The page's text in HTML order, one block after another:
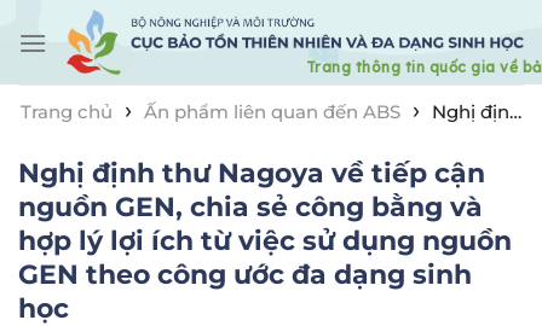
content
Trang chủ
› Ấn phẩm liên quan đến ABS › Nghị định
và hợp lý lợi ích từ việc sử dụng nguồn GEN theo công
ước đa dạng sinh học
Nghị định thư Nagoya về tiếp cận
nguồn GEN, chia sẻ công bằng và
hợp lý lợi ích từ việc sử dụng nguồn
GEN theo công ước đa dạng sinh
học